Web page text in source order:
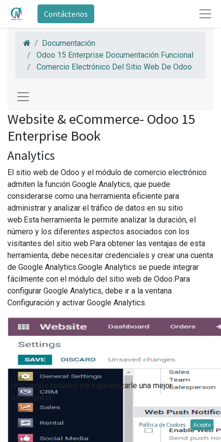
Contáctenos
Documentación
Odoo 15 Enterprise Documentación Funcional
Comercio Electrónico Del Sitio Web De Odoo
Website & eCommerce- Odoo 15
Enterprise Book
Analytics
El sitio web de Odoo y el módulo de comercio electrónico
admiten la función Google Analytics, que puede
considerarse como una herramienta eficiente para
administrar y analizar el tráfico de datos en su sitio
web.Esta herramienta le permite analizar la duración, el
número y los diferentes aspectos asociados con los
visitantes del sitio web.Para obtener las ventajas de esta
herramienta, debe necesitar credenciales y crear una cuenta
de Google Analytics.Google Analytics se puede integrar
fácilmente con el módulo del sitio web de Odoo.Para
configurar Google Analytics, debe ir a la ventana
Configuración y activar Google Analytics.
Utilizamos cookies para garantizarle una mejor
experiencia.
Política de Cookies Acepto